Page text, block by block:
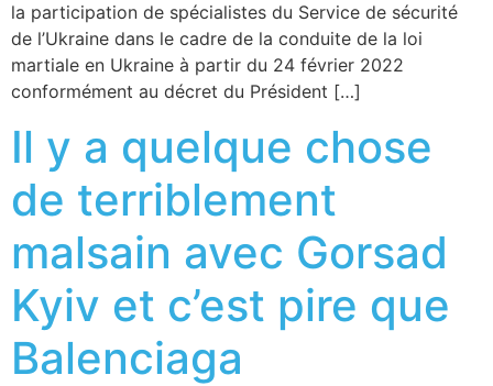
la participation de spécialistes du Service de sécurité
de l’Ukraine dans le cadre de la conduite de la loi
martiale en Ukraine à partir du 24 février 2022
conformément au décret du Président […]
Il y a quelque chose
de terriblement
malsain avec Gorsad
Kyiv et c’est pire que
Balenciaga